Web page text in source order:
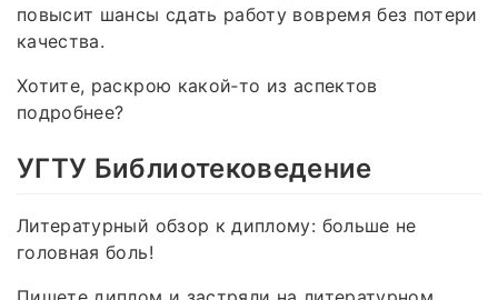
повысит шансы сдать работу вовремя без потери
качества.
Хотите, раскрою какой‑то из аспектов
подробнее?
УГТУ Библиотековедение
Литературный обзор к диплому: больше не
головная боль!